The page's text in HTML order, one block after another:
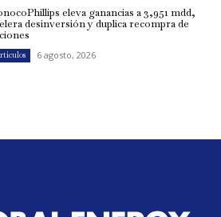
eleva ganancias a 3,951 mdd,
desinversión y duplica recompra de
6 agosto, 2026